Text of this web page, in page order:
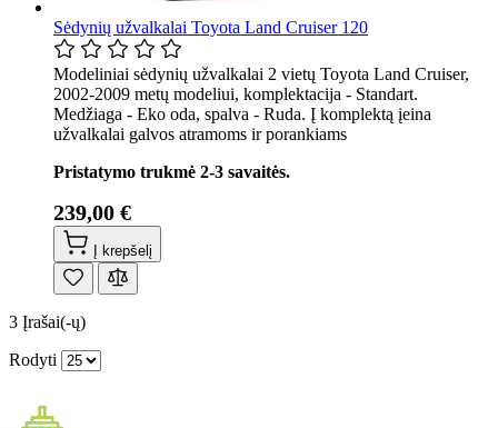
Sėdynių užvalkalai Toyota Land Cruiser 120
Modeliniai sėdynių užvalkalai 2 vietų Toyota Land Cruiser,
2002-2009 metų modeliui, komplektacija - Standart.
Medžiaga - Eko oda, spalva - Ruda. Į komplektą įeina
užvalkalai galvos atramoms ir porankiams
Pristatymo trukmė 2-3 savaitės.
239,00 €
Į krepšelį
3 Įrašai(-ų)
Rodyti